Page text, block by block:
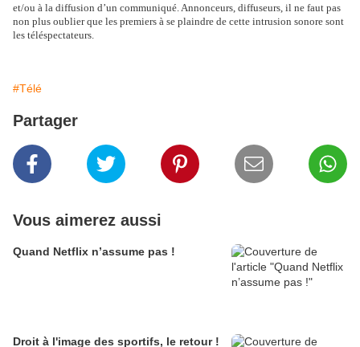
et/ou à la diffusion d’un communiqué. Annonceurs, diffuseurs, il ne faut pas
non plus oublier que les premiers à se plaindre de cette intrusion sonore sont
les téléspectateurs.
#Télé
Partager
Vous aimerez aussi
Quand Netflix n’assume pas !
Droit à l'image des sportifs, le retour !